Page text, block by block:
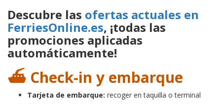
Descubre las ofertas actuales en
FerriesOnline.es, ¡todas las
promociones aplicadas
automáticamente!
⛴️ Check-in y embarque
Tarjeta de embarque: recoger en taquilla o terminal